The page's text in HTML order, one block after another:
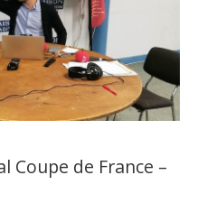
Coupe de France –